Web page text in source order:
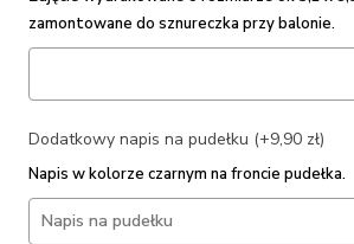
zamontowane do sznureczka przy balonie.
Dodatkowy napis na pudełku (+9,90 zł)
Napis w kolorze czarnym na froncie pudełka.